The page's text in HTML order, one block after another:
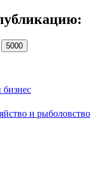
5000
и рыболовство